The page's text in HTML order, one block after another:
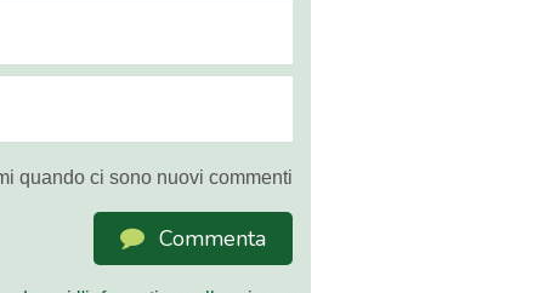
quando ci sono nuovi commenti
Commenta